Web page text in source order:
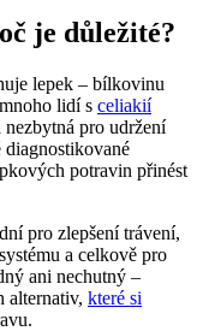
je důležité?
lepek – bílkovinu
lidí s celiakií
nezbytná pro udržení
potravin přinést
pro zlepšení trávení,
a celkově pro
ani nechutný –
alternativ, které si